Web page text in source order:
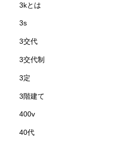
3kとは
3s
3交代
3交代制
3定
3階建て
400v
40代